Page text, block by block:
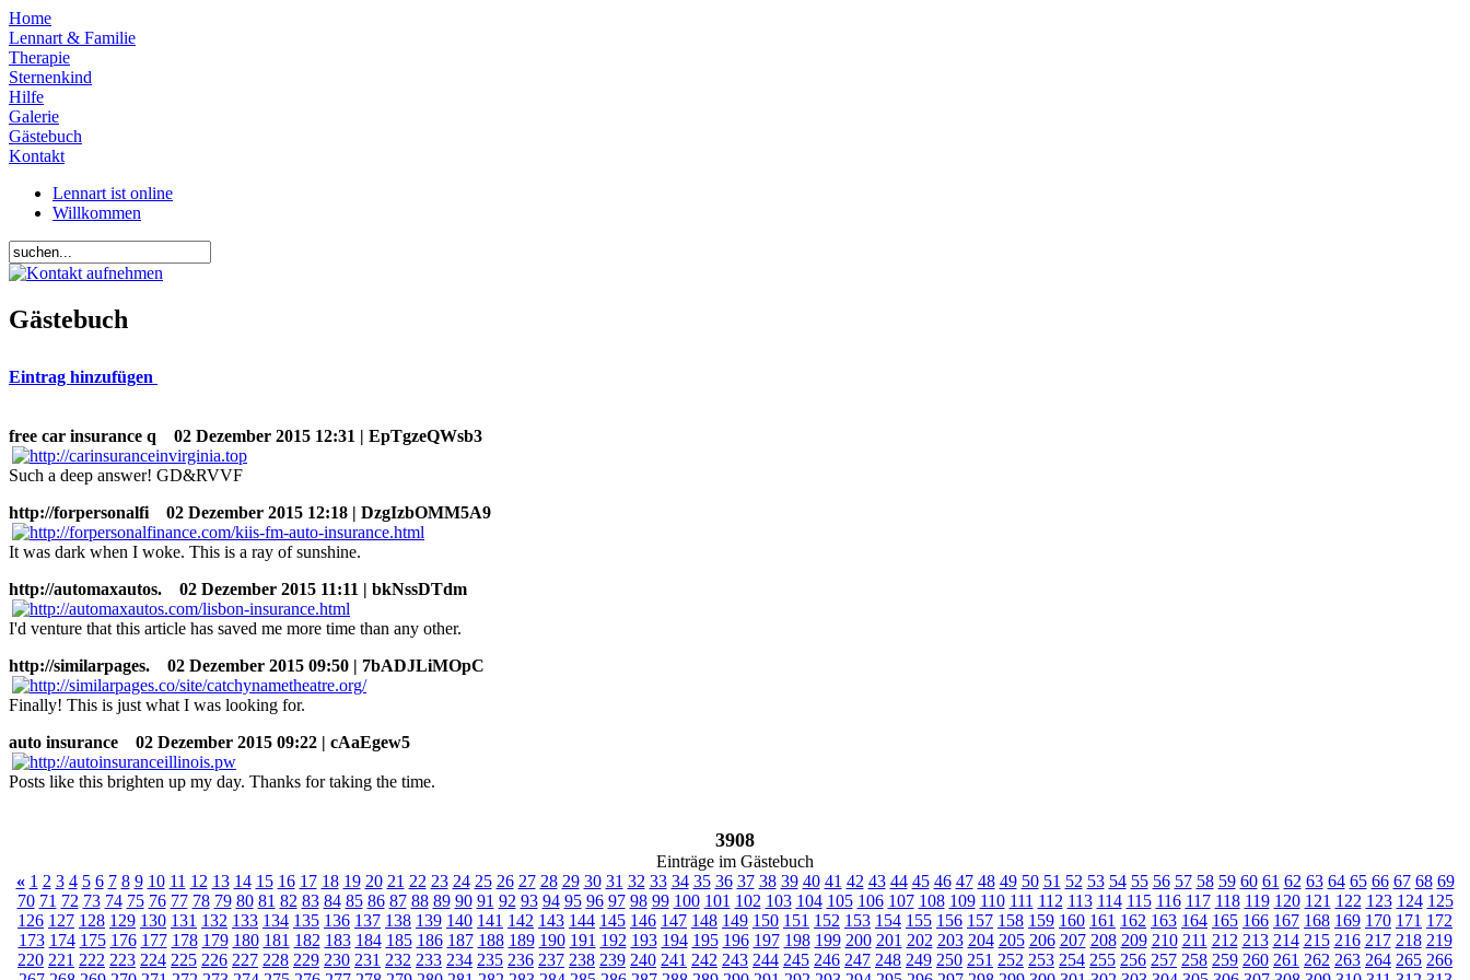
Home
Lennart & Familie
Therapie
Sternenkind
Hilfe
Galerie
Gästebuch
Kontakt
Lennart ist online
Willkommen
Gästebuch
Eintrag hinzufügen
free car insurance q 02 Dezember 2015 12:31 | EpTgzeQWsb3
Such a deep answer! GD&RVVF
http://forpersonalfi
02 Dezember 2015 12:18 | DzgIzbOMM5A9
It was dark when I woke. This is a ray of sunshine.
http://automaxautos.
02 Dezember 2015 11:11 | bkNssDTdm
I'd venture that this article has saved me more time than any other.
http://similarpages.
02 Dezember 2015 09:50 | 7bADJLiMOpC
Finally! This is just what I was looking for.
auto insurance
02 Dezember 2015 09:22 | cAaEgew5
Posts like this brighten up my day. Thanks for taking the time.
3908
Einträge im Gästebuch
« 1 2 3 4 5 6 7 8 9 10 11 12 13 14 15 16 17 18 19 20 21 22 23 24 25 26 27 28 29 30 31 32 33 34 35 36 37 38 39 40 41 42 43 44 45 46 47 48 49 50 51 52 53 54 55 56 57 58 59 60 61 62 63 64 65 66 67 68 69
70 71 72 73 74 75 76 77 78 79 80 81 82 83 84 85 86 87 88 89 90 91 92 93 94 95 96 97 98 99 100 101 102 103 104 105 106 107 108 109 110 111 112 113 114 115 116 117 118 119 120 121 122 123 124 125
126 127 128 129 130 131 132 133 134 135 136 137 138 139 140 141 142 143 144 145 146 147 148 149 150 151 152 153 154 155 156 157 158 159 160 161 162 163 164 165 166 167 168 169 170 171 172
173 174 175 176 177 178 179 180 181 182 183 184 185 186 187 188 189 190 191 192 193 194 195 196 197 198 199 200 201 202 203 204 205 206 207 208 209 210 211 212 213 214 215 216 217 218 219
220 221 222 223 224 225 226 227 228 229 230 231 232 233 234 235 236 237 238 239 240 241 242 243 244 245 246 247 248 249 250 251 252 253 254 255 256 257 258 259 260 261 262 263 264 265 266